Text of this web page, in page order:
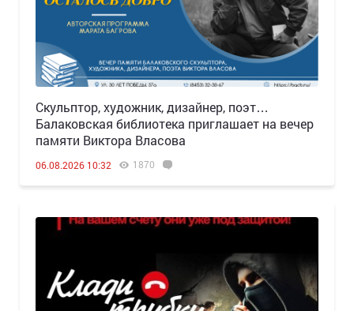
Скульптор, художник, дизайнер, поэт…
Балаковская библиотека приглашает на вечер
памяти Виктора Власова
06.08.2026 10:32 1870